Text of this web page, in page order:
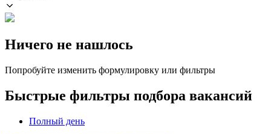
Ничего не нашлось
Попробуйте изменить формулировку или фильтры
Быстрые фильтры подбора вакансий
Полный день